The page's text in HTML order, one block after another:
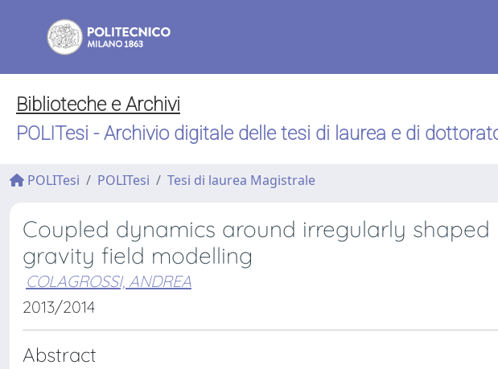
Biblioteche e Archivi
POLITesi - Archivio digitale delle tesi di laurea e di
POLITesi POLITesi Tesi di laurea Magistrale
Coupled dynamics around irregularly
gravity field modelling
COLAGROSSI, ANDREA
2013/2014
Abstract